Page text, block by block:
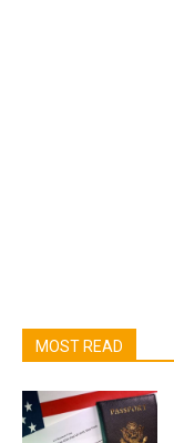
MOST READ